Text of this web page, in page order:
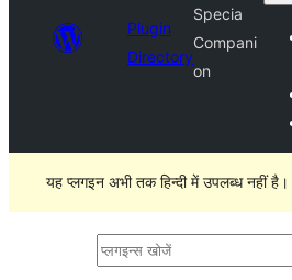
Plugin
Directory
Specia
Compani
on
यह प्लगइन अभी तक हिन्दी में उपलब्ध नहीं है।
प्लगइन्स